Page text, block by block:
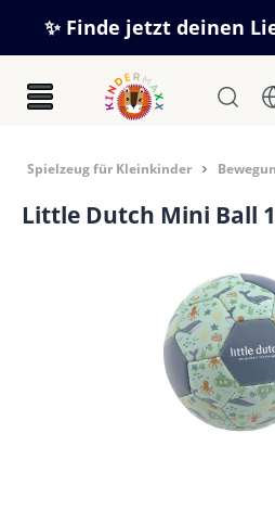
Zum Hauptinhalt springen
✨ Finde jetzt deinen
Spielzeug für Kleinkinder
Little Dutch Mini Ball